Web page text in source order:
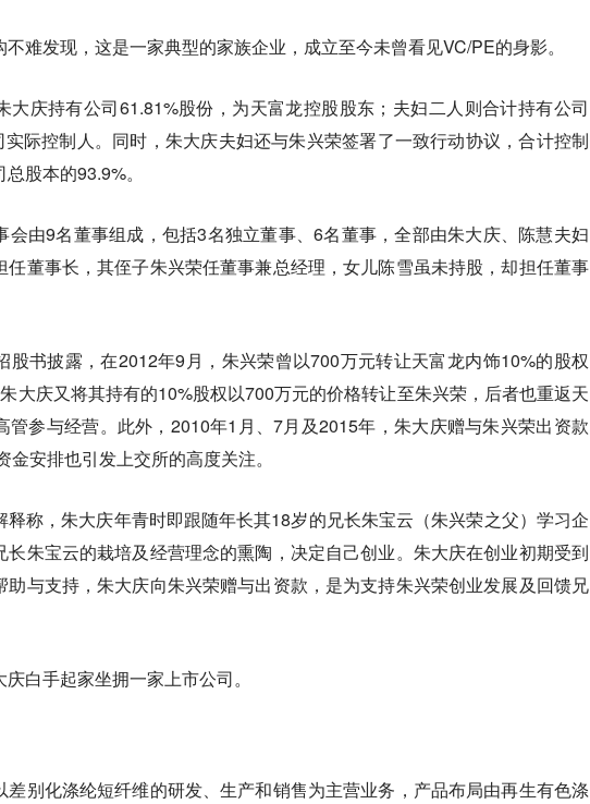
难发现，这是一家典型的家族企业，成立至今未曾看见VC/PE的身影。
大庆持有公司61.81%股份，为天富龙控股股东；夫妇二人则合计持有公司
际控制人。同时，朱大庆夫妇还与朱兴荣签署了一致行动协议，合计控制
股本的93.9%。
会由9名董事组成，包括3名独立董事、6名董事，全部由朱大庆、陈慧夫妇
任董事长，其侄子朱兴荣任董事兼总经理，女儿陈雪虽未持股，却担任董事
股书披露，在2012年9月，朱兴荣曾以700万元转让天富龙内饰10%的股权
大庆又将其持有的10%股权以700万元的价格转让至朱兴荣，后者也重返天
管参与经营。此外，2010年1月、7月及2015年，朱大庆赠与朱兴荣出资款
安排也引发上交所的高度关注。
释称，朱大庆年青时即跟随年长其18岁的兄长朱宝云（朱兴荣之父）学习企
长朱宝云的栽培及经营理念的熏陶，决定自己创业。朱大庆在创业初期受到
助与支持，朱大庆向朱兴荣赠与出资款，是为支持朱兴荣创业发展及回馈兄
白手起家坐拥一家上市公司。
差别化涤纶短纤维的研发、生产和销售为主营业务，产品布局由再生有色涤